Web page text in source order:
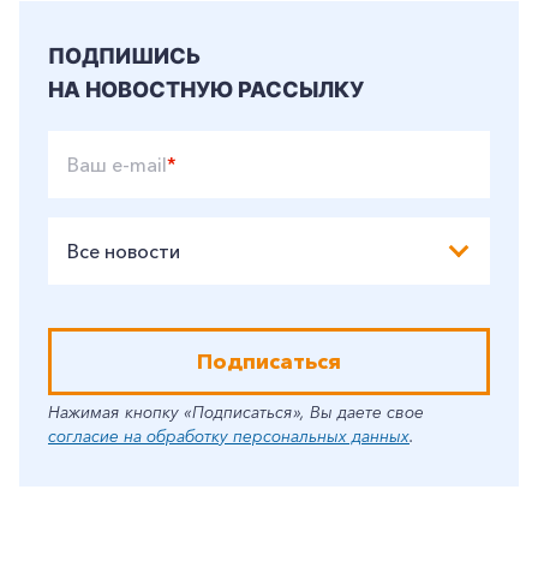
ПОДПИШИСЬ
НА НОВОСТНУЮ РАССЫЛКУ
Ваш e-mail*
Все новости
Подписаться
Нажимая кнопку «Подписаться», Вы даете свое
согласие на обработку персональных данных.